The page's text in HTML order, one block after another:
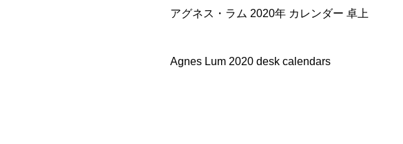
アグネス・ラム 2020年 カレンダー 卓上
Agnes Lum 2020 desk calendars